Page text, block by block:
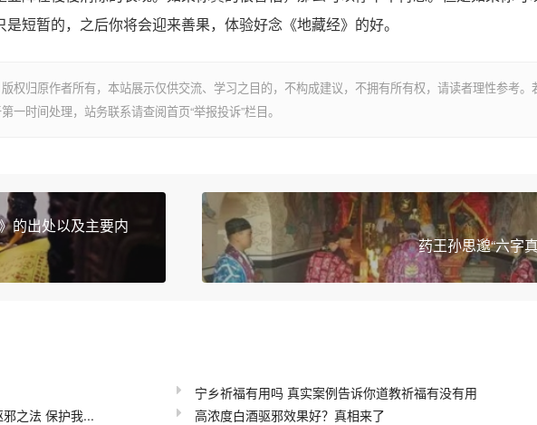
短暂的，之后你将会迎来善果，体验好念《地藏经》的好。
权归原作者所有，本站展示仅供交流、学习之目的，不构成建议，不拥有所有权，请读者理性参考。
时间处理，站务联系请查阅首页“举报投诉”栏目。
的出处以及主要内
药王孙思邈“六字
宁乡祈福有用吗 真实案例告诉你道教祈福有没有用
之法 保护我...
高浓度白酒驱邪效果好？真相来了